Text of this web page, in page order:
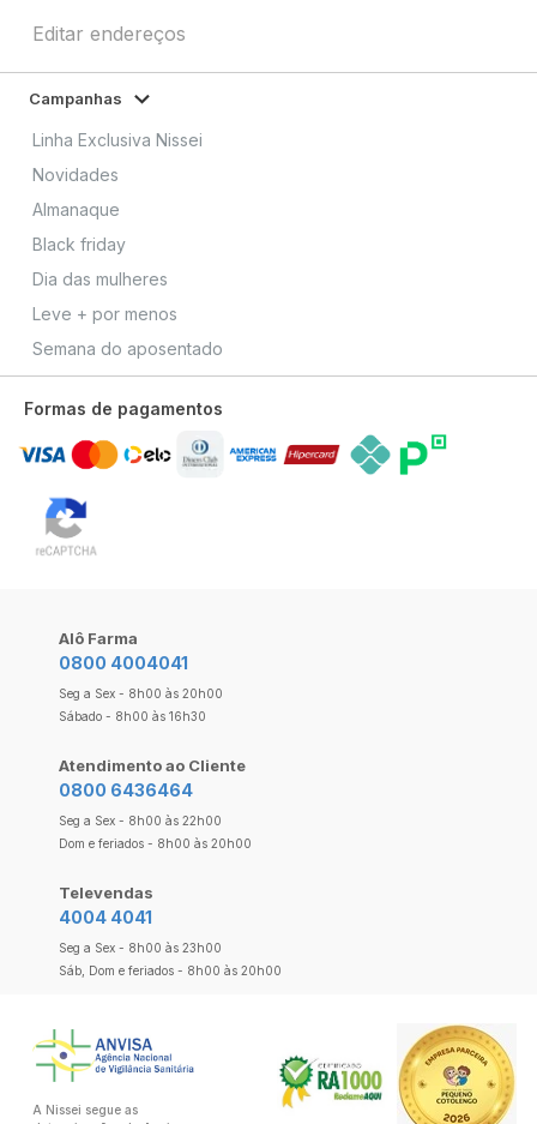
Editar endereços
Campanhas
Linha Exclusiva Nissei
Novidades
Almanaque
Black friday
Dia das mulheres
Leve + por menos
Semana do aposentado
Formas de pagamentos
Alô Farma
0800 4004041
Seg a Sex - 8h00 às 20h00
Sábado - 8h00 às 16h30
Atendimento ao Cliente
0800 6436464
Seg a Sex - 8h00 às 22h00
Dom e feriados - 8h00 às 20h00
Televendas
4004 4041
Seg a Sex - 8h00 às 23h00
Sáb, Dom e feriados - 8h00 às 20h00
A Nissei segue as